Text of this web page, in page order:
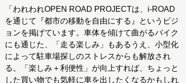
「われわれOPEN ROAD PROJECTは、i-ROAD
を通じて『都市の移動を自由にする』というビジ
ョンを掲げています。車体を傾けて曲がるバイク
にも通じた、「走る楽しみ」もあるうえ、小型化
によって駐車場探しのストレスからも解放され
る。「楽しみ＋利便性」が向上すれば、ちょっと
した買い物でも気軽に車を出したくなるかもしれ